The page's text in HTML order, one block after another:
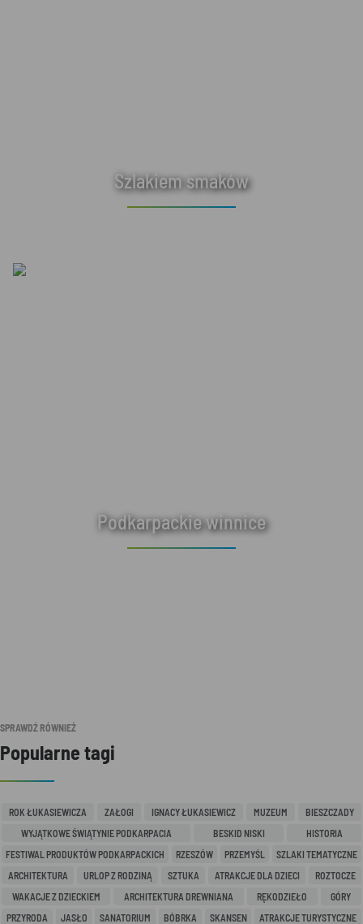
Szlakiem smaków
Podkarpackie winnice
SPRAWDŹ RÓWNIEŻ
Popularne tagi
ROK ŁUKASIEWICZA ZAŁOGI IGNACY ŁUKASIEWICZ MUZEUM
BIESZCZADY
WYJĄTKOWE ŚWIĄTYNIE PODKARPACIA
BESKID NISKI
HISTORIA
FESTIWAL PRODUKTÓW PODKARPACKICH
RZESZÓW PRZEMYŚL
SZLAKI TEMATYCZNE
ARCHITEKTURA
URLOP Z RODZINĄ SZTUKA ATRAKCJE DLA DZIECI
ROZTOCZE
WAKACJE Z DZIECKIEM
ARCHITEKTURA DREWNIANA RĘKODZIEŁO
GÓRY
PRZYRODA
JASŁO SANATORIUM BÓBRKA SKANSEN
ATRAKCJE TURYSTYCZNE